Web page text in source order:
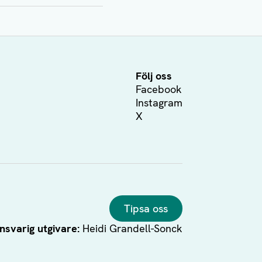
Följ oss
Facebook
Instagram
X
Tipsa oss
utgivare: Heidi Grandell-Sonck